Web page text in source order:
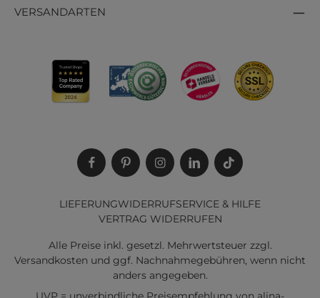
VERSANDARTEN
LIEFERUNGWIDERRUFSERVICE & HILFE
VERTRAG WIDERRUFEN
Alle Preise inkl. gesetzl. Mehrwertsteuer zzgl.
Versandkosten und ggf. Nachnahmegebühren, wenn nicht
anders angegeben.